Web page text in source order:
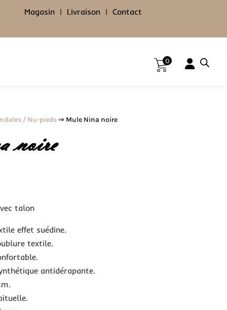
Magasin | Livraison| Contact
0
/ Nu-pieds⇒ Mule Nina noire
noire
talon
effet suédine.
textile.
antidérapante.